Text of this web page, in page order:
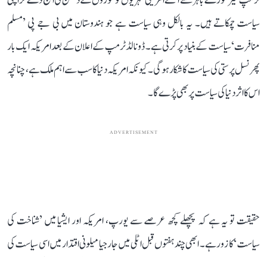
سیاست چمکاتے ہیں۔ یہ بالکل وہی سیاست ہے جو ہندوستان میں بی جے پی ’مسلم
منافرت‘ سیاست کے بنیاد پر کرتی ہے۔ ڈونالڈ ٹرمپ کے اعلان کے بعد امریکہ ایک بار
پھر نسل پرستی کی سیاست کا شکار ہوگی۔ کیونکہ امریکہ دنیا کا سب سے اہم ملک ہے، چنانچہ
اس کا اثر دنیا کی سیاست پر بھی پڑے گا۔
ADVERTISEMENT
حقیقت تو یہ ہے کہ پچھلے کچھ عرصے سے یورپ، امریکہ اور ایشیا میں ’شناخت کی
سیاست‘ کا زور ہے۔ ابھی چند ہفتوں قبل اٹلی میں جارجیا میلونی اقتدار میں اسی سیاست کی